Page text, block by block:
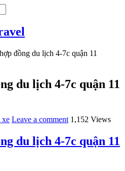
đồng du lịch 4-7c quận 11
du lịch 4-7c quận 11
xe Leave a comment 1,152 Views
du lịch 4-7c quận 11